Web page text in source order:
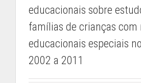
educacionais sobre
famílias de crianças com
educacionais especiais
2002 a 2011